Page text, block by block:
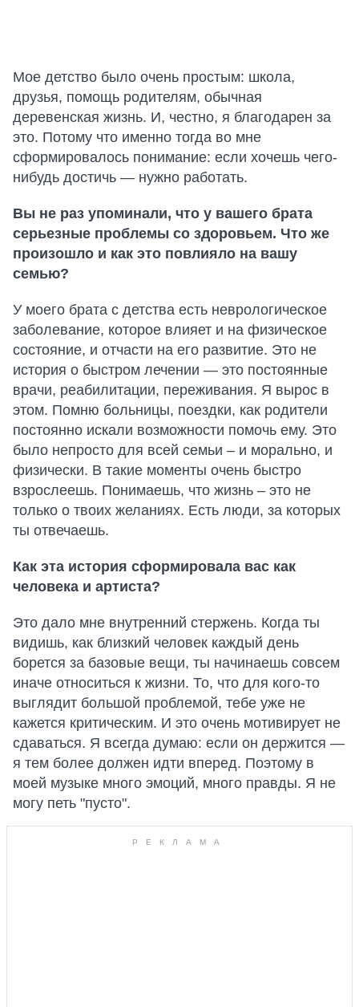
Мое детство было очень простым: школа,
друзья, помощь родителям, обычная
деревенская жизнь. И, честно, я благодарен за
это. Потому что именно тогда во мне
сформировалось понимание: если хочешь чего-
нибудь достичь — нужно работать.
Вы не раз упоминали, что у вашего брата
серьезные проблемы со здоровьем. Что же
произошло и как это повлияло на вашу
семью?
У моего брата с детства есть неврологическое
заболевание, которое влияет и на физическое
состояние, и отчасти на его развитие. Это не
история о быстром лечении — это постоянные
врачи, реабилитации, переживания. Я вырос в
этом. Помню больницы, поездки, как родители
постоянно искали возможности помочь ему. Это
было непросто для всей семьи – и морально, и
физически. В такие моменты очень быстро
взрослеешь. Понимаешь, что жизнь – это не
только о твоих желаниях. Есть люди, за которых
ты отвечаешь.
Как эта история сформировала вас как
человека и артиста?
Это дало мне внутренний стержень. Когда ты
видишь, как близкий человек каждый день
борется за базовые вещи, ты начинаешь совсем
иначе относиться к жизни. То, что для кого-то
выглядит большой проблемой, тебе уже не
кажется критическим. И это очень мотивирует не
сдаваться. Я всегда думаю: если он держится —
я тем более должен идти вперед. Поэтому в
моей музыке много эмоций, много правды. Я не
могу петь "пусто".